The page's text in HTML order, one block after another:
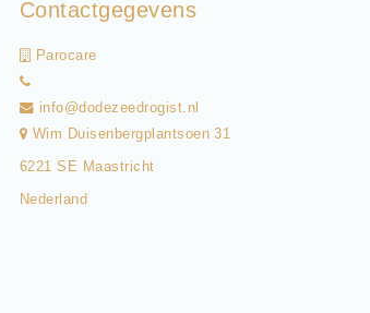
Contactgegevens
Parocare
info@dodezeedrogist.nl
Wim Duisenbergplantsoen 31
6221 SE Maastricht
Nederland